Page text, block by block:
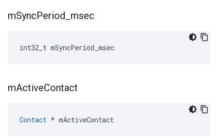
mSyncPeriod msec
int32_t mSyncPeriod_msec
mActiveContact
Contact * mActiveContact